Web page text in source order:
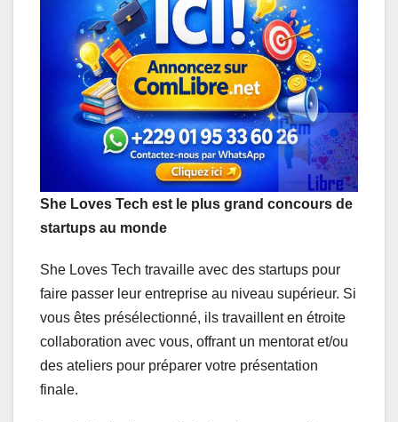
p
b
o
o
k
e
d
I
n
e
n
g
e
r
g
r
a
m
l
She Loves Tech est le plus grand concours de
startups au monde
She Loves Tech travaille avec des startups pour
faire passer leur entreprise au niveau supérieur. Si
vous êtes présélectionné, ils travaillent en étroite
collaboration avec vous, offrant un mentorat et/ou
des ateliers pour préparer votre présentation
finale.